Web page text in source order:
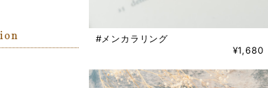
#メンカラリング
¥1,680